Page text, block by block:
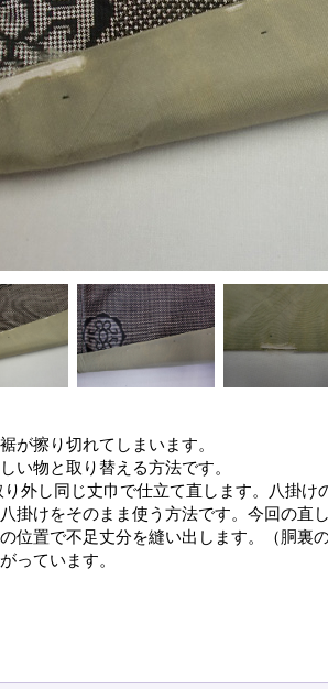
が擦り切れてしまいます。
い物と取り替える方法です。
し同じ丈巾で仕立て直します。八掛け
掛けをそのまま使う方法です。今回の直
位置で不足丈分を縫い出します。（胴裏
っています。